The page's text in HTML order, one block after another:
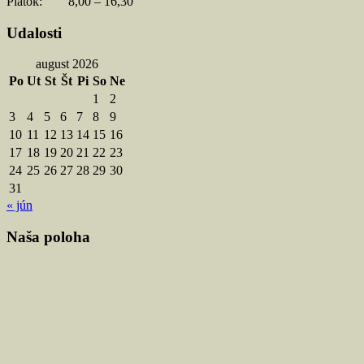
Udalosti
august 2026
Po Ut St Št Pi So Ne
1
2
3
4 5 6 7 8
9
10 11 12 13 14 15 16
17 18 19 20 21 22 23
24 25 26 27 28 29 30
31
« jún
Naša poloha